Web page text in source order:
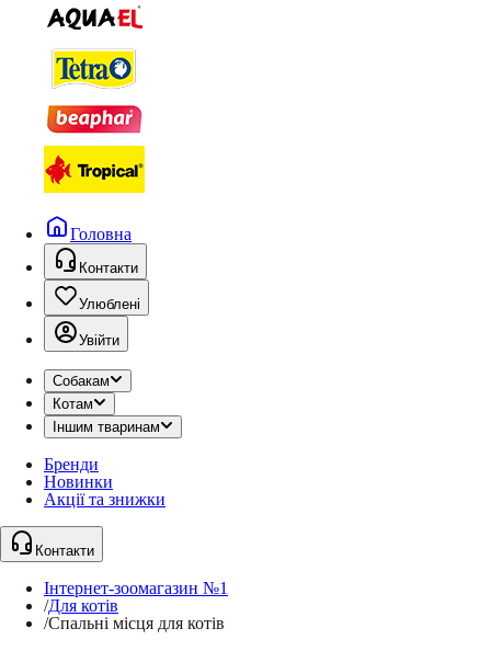
Головна
Контакти
Улюблені
Увійти
Собакам
Котам
Іншим тваринам
Бренди
Новинки
Акції та знижки
Контакти
Інтернет-зоомагазин №1
/Для котів
/Спальні місця для котів